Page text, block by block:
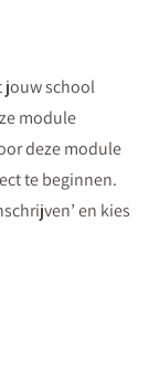
jouw school
module
deze module
te beginnen.
en kies